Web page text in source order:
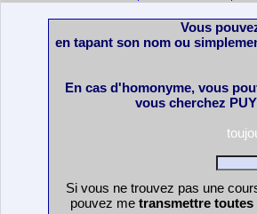
Vous
en tapant son nom ou
En cas d'homonyme, vous
vous cherchez
Si vous ne trouvez pas une
pouvez me transmettre